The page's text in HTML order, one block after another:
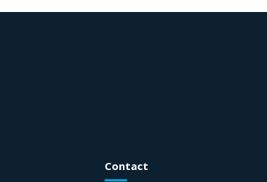
Contact